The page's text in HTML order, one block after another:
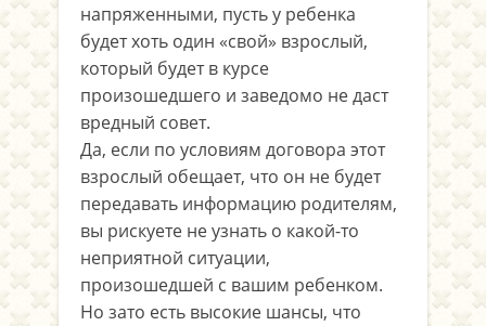
напряженными, пусть у ребенка
будет хоть один «свой» взрослый,
который будет в курсе
произошедшего и заведомо не даст
вредный совет.
Да, если по условиям договора этот
взрослый обещает, что он не будет
передавать информацию родителям,
вы рискуете не узнать о какой-то
неприятной ситуации,
произошедшей с вашим ребенком.
Но зато есть высокие шансы, что